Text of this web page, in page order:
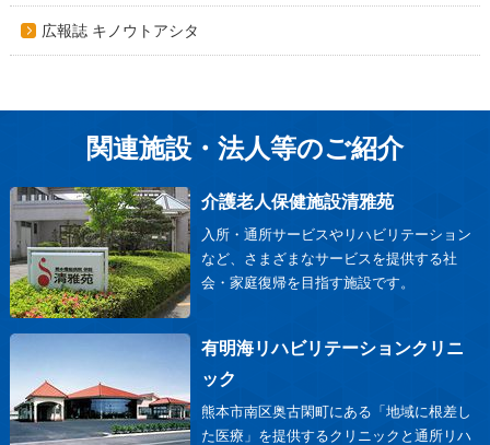
広報誌 キノウトアシタ
関連施設・法人等のご紹介
介護老人保健施設清雅苑
入所・通所サービスやリハビリテーション
など、さまざまなサービスを提供する社
会・家庭復帰を目指す施設です。
有明海リハビリテーションクリニ
ック
熊本市南区奥古閑町にある「地域に根差し
た医療」を提供するクリニックと通所リハ